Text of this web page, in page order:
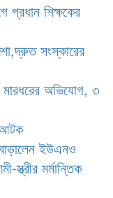
প্রধান শিক্ষকের
সংস্কারের
মারধরের অভিযোগ, ৩
আটক
বাড়ালেন ইউএনও
স্ত্রীর মর্মান্তিক